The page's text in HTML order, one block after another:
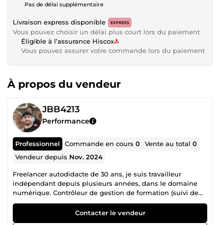
Pas de délai supplémentaire
Livraison express disponible EXPRESS
Vous pouvez choisir un délai plus court lors du paiement
Éligible à l’assurance Hiscox
Vous pouvez assurer votre commande lors du paiement
À propos du vendeur
JBB4213
Performance
Professionnel Commande en cours0 Vente au total0
Vendeur depuis Nov. 2024
Freelancer autodidacte de 30 ans, je suis travailleur
indépendant depuis plusieurs années, dans le domaine
numérique. Contrôleur de gestion de formation (suivi de
budget, gestion d'entreprise, calcul des coûts etc...), j’ai
créé et géré plusieurs boutiques de e-commerce en
effectuant toutes les étapes de conception (site internet,
Contacter le vendeur